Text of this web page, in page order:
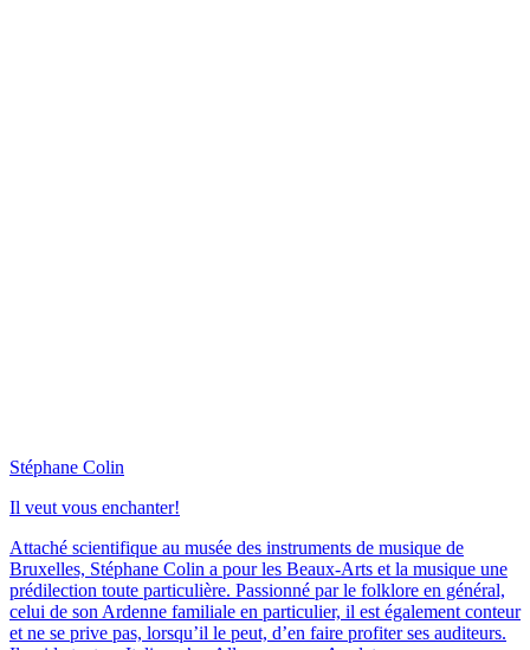
Stéphane Colin
Il veut vous enchanter!
Attaché scientifique au musée des instruments de musique de
Bruxelles, Stéphane Colin a pour les Beaux-Arts et la musique une
prédilection toute particulière. Passionné par le folklore en général,
celui de son Ardenne familiale en particulier, il est également conteur
et ne se prive pas, lorsqu’il le peut, d’en faire profiter ses auditeurs.